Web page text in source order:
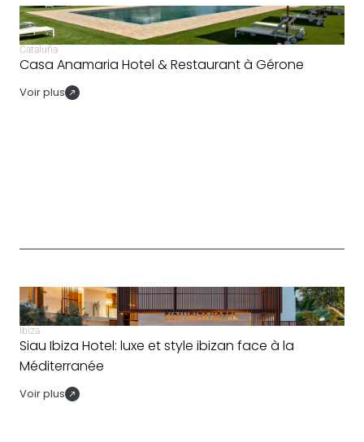
Cataluña
Casa Anamaria Hotel & Restaurant à Gérone
Voir plus
Ibiza
Siau Ibiza Hotel: luxe et style ibizan face à la
Méditerranée
Voir plus